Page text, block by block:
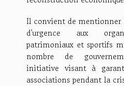
Il convient de mentionner
d'urgence aux
patrimoniaux et sportifs
nombre de
initiative visant à
associations pendant la